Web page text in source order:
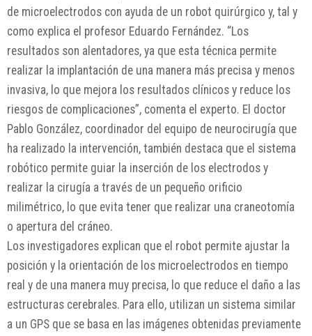
de microelectrodos con ayuda de un robot quirúrgico y, tal y
como explica el profesor Eduardo Fernández. “Los
resultados son alentadores, ya que esta técnica permite
realizar la implantación de una manera más precisa y menos
invasiva, lo que mejora los resultados clínicos y reduce los
riesgos de complicaciones”, comenta el experto. El doctor
Pablo González, coordinador del equipo de neurocirugía que
ha realizado la intervención, también destaca que el sistema
robótico permite guiar la inserción de los electrodos y
realizar la cirugía a través de un pequeño orificio
milimétrico, lo que evita tener que realizar una craneotomía
o apertura del cráneo.
Los investigadores explican que el robot permite ajustar la
posición y la orientación de los microelectrodos en tiempo
real y de una manera muy precisa, lo que reduce el daño a las
estructuras cerebrales. Para ello, utilizan un sistema similar
a un GPS que se basa en las imágenes obtenidas previamente